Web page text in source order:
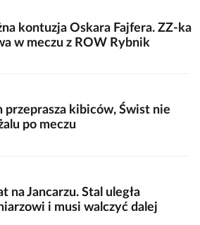
kontuzja Oskara Fajfera. ZZ-ka
w meczu z ROW Rybnik
przeprasza kibiców, Świst nie
po meczu
na Jancarzu. Stal uległa
i musi walczyć dalej